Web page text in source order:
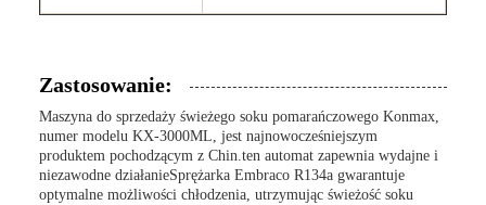
Zastosowanie:
Maszyna do sprzedaży świeżego soku pomarańczowego Konmax,
numer modelu KX-3000ML, jest najnowocześniejszym
produktem pochodzącym z Chin.ten automat zapewnia wydajne i
niezawodne działanieSprężarka Embraco R134a gwarantuje
optymalne możliwości chłodzenia, utrzymując świeżość soku